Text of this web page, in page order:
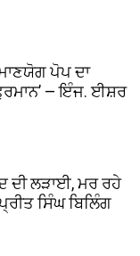
ਪੋਪ ਦਾ
— ਇੰਜ. ਈਸ਼ਰ
ਦੀ ਲੜਾਈ, ਮਰ ਰਹੇ
ਸਿੰਘ ਬਿਲਿੰਗ